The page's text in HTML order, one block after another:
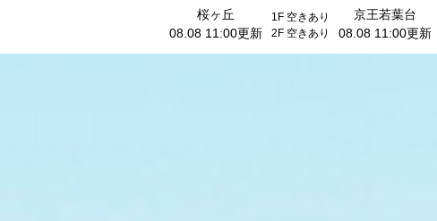
桜ヶ丘
08.08 11:00更新
1F 空きあり
2F 空きあり
京王若葉台
08.08 11:00更新